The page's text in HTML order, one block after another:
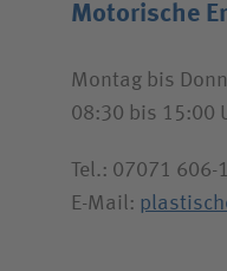
Motorische
Montag bis
08:30 bis 15:00
Tel.: 07071 606-
E-Mail: